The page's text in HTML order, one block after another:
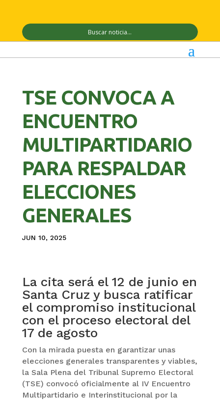
TSE CONVOCA A
ENCUENTRO
MULTIPARTIDARIO
PARA RESPALDAR
ELECCIONES
GENERALES
JUN 10, 2025
La cita será el 12 de junio en
Santa Cruz y busca ratificar
el compromiso institucional
con el proceso electoral del
17 de agosto
Con la mirada puesta en garantizar unas
elecciones generales transparentes y viables,
la Sala Plena del Tribunal Supremo Electoral
(TSE) convocó oficialmente al IV Encuentro
Multipartidario e Interinstitucional por la